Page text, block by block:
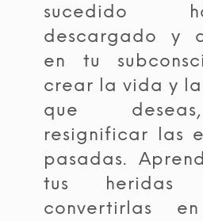
sucedido
descargado y
en tu
crear la vida y
que
resignificar las
pasadas.
tus
convertirlas